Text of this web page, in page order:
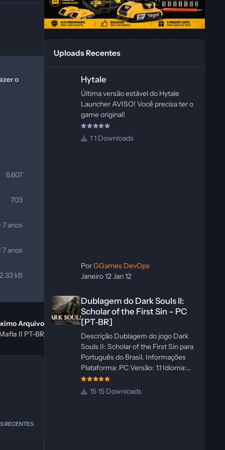
o
6.607
703
7 anos
7 anos
kB
Arquivo
II PT-BR
RECENTES
Uploads Recentes
Hytale
Última versão estável do Hytale
Launcher AVISO! Você precisa ter o
game original!
1 Downloads
PorGGames DevOps
Janeiro 12Jan 12
Dublagem do Dark Souls II:
Scholar of the First Sin – PC
[PT‑BR]
Descrição Dublagem do jogo Dark
Souls II: Scholar of the First Sin para
Português do Brasil. Informações
Plataforma: PC Versão: 1.1 Idioma:
Português‑BR Versão Suportada:
Steam Idioma Suportado: Inglês
15 Downloads